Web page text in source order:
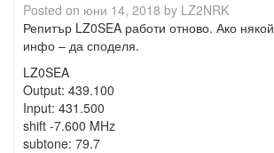
Posted on юни 14, 2018 by LZ2NRK
Репитър LZ0SEA работи отново. Ако
инфо – да споделя.
LZ0SEA
Output: 439.100
Input: 431.500
shift -7.600 MHz
subtone: 79.7